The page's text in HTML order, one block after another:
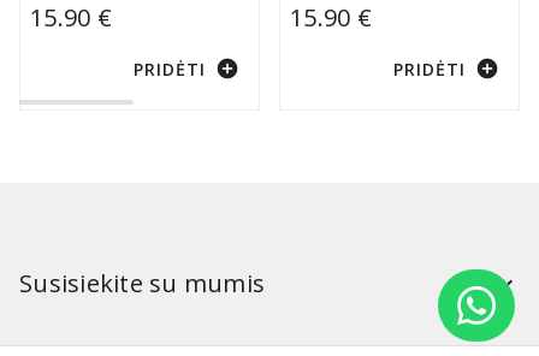
15.90 €
PRIDĖTI add_circle
15.90 €
PRIDĖTI add_circle
Susisiekite su mumis